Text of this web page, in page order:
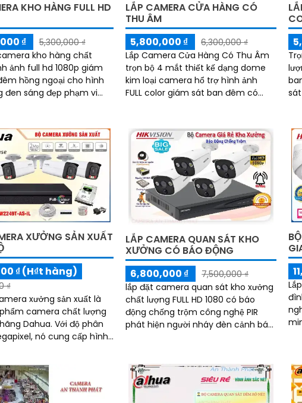
KHO HÀNG FULL HD
₫
5,300,000 ₫
kho hàng chất
ảnh full hd 1080p giám
hồng ngoại cho hình
đen sáng đẹp phạm vi
HD CVI ổn định
LẮP CAMERA CỬA HÀNG CÓ
THU ÂM
5,800,000 ₫
6,300,000 ₫
Lắp Camera Cửa Hàng Có Thu Âm
trọn bộ 4 mắt thiết kế dạng dome
kim loại camera hổ trợ hình ảnh
FULL color giám sát ban đêm có
XƯỞNG SẢN XUẤT
₫ (H₫t hàng)
₫
xưởng sản xuất là
camera chất lượng
Với độ phân
nó cung cấp hình
LẮP CAMERA QUAN SÁT KHO
XƯỞNG CÓ BÁO ĐỘNG
6,800,000 ₫
7,500,000 ₫
lắp đặt camera quan sát kho xưởng
chất lượng FULL HD 1080 có báo
động chống trộm công nghệ PIR
phát hiện người nháy đèn cảnh báo,